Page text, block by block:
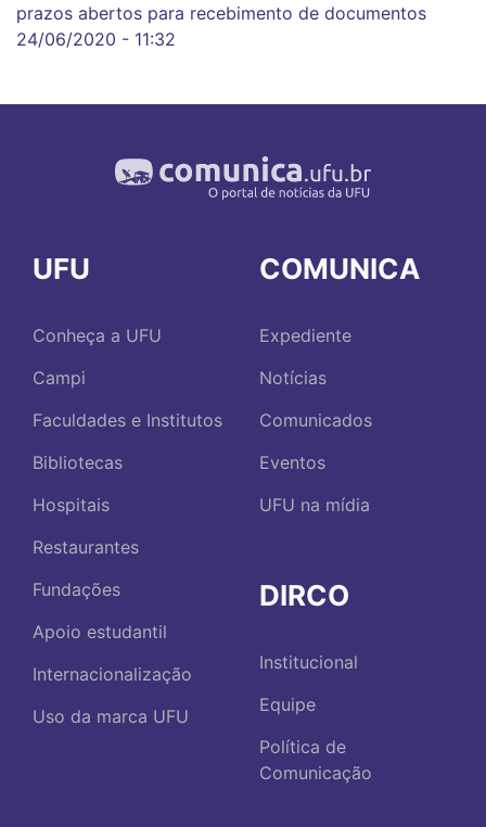
prazos abertos para recebimento de documentos
24/06/2020 - 11:32
UFU
Conheça a UFU
Campi
Faculdades e Institutos
Bibliotecas
Hospitais
Restaurantes
Fundações
Apoio estudantil
Internacionalização
Uso da marca UFU
COMUNICA
Expediente
Notícias
Comunicados
Eventos
UFU na mídia
DIRCO
Institucional
Equipe
Política de
Comunicação